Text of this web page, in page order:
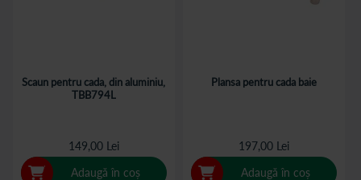
Scaun pentru cada, din aluminiu,
TBB794L
149,00 Lei
Adaugă în coș
Plansa pentru cada baie
197,00 Lei
Adaugă în coș